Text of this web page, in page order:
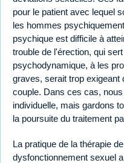
pour le patient avec lequel
les hommes
psychique est difficile à
trouble de l'érection, qui
psychodynamique, à les
graves, serait trop exigeant
couple. Dans ces cas,
individuelle, mais gardons
la poursuite du traitement
La pratique de la thérapie
dysfonctionnement sexuel